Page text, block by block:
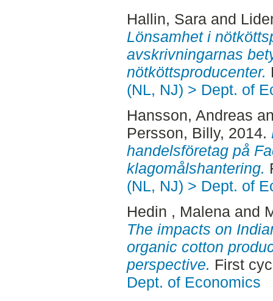
Hallin, Saraand
Lönsamhet i
avskrivningarnas
nötköttsproducenter.
(NL, NJ) > Dept. of
Hansson, Andreas
Persson, Billy, 2014.
handelsföretag på
klagomålshantering.
(NL, NJ) > Dept. of
Hedin , Malenaand
The impacts on
organic cotton
perspective. First
Dept. of Economics